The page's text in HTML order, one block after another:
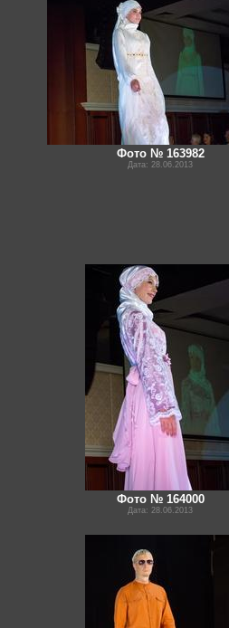
Фото № 163982
Дата: 28.06.2013
Фото № 164000
Дата: 28.06.2013